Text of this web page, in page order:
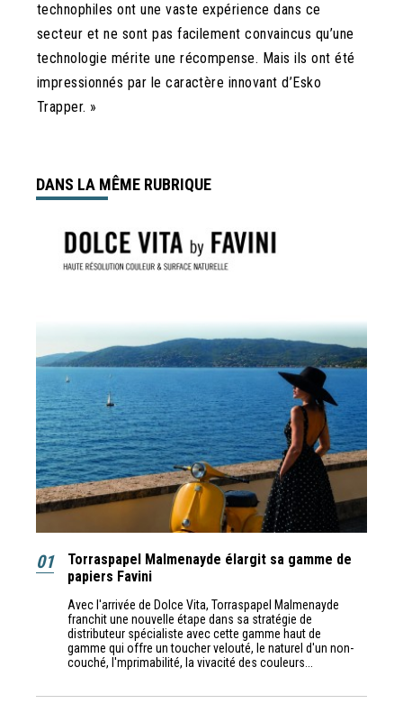
technophiles ont une vaste expérience dans ce
secteur et ne sont pas facilement convaincus qu’une
technologie mérite une récompense. Mais ils ont été
impressionnés par le caractère innovant d’Esko
Trapper. »
DANS LA MÊME RUBRIQUE
01
Torraspapel Malmenayde élargit sa gamme de
papiers Favini
Avec l'arrivée de Dolce Vita, Torraspapel Malmenayde
franchit une nouvelle étape dans sa stratégie de
distributeur spécialiste avec cette gamme haut de
gamme qui offre un toucher velouté, le naturel d'un non-
couché, l'mprimabilité, la vivacité des couleurs...